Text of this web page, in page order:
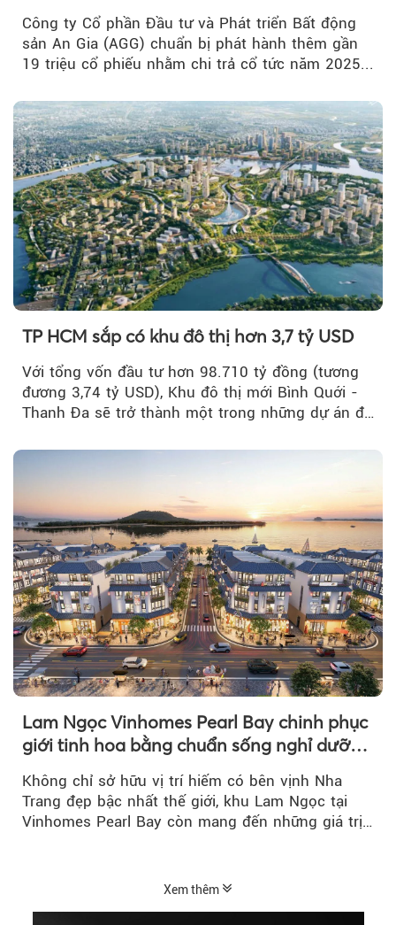
Công ty Cổ phần Đầu tư và Phát triển Bất động
sản An Gia (AGG) chuẩn bị phát hành thêm gần
19 triệu cổ phiếu nhằm chi trả cổ tức năm 2025...
TP HCM sắp có khu đô thị hơn 3,7 tỷ USD
Với tổng vốn đầu tư hơn 98.710 tỷ đồng (tương
đương 3,74 tỷ USD), Khu đô thị mới Bình Quới -
Thanh Đa sẽ trở thành một trong những dự án đô
Lam Ngọc Vinhomes Pearl Bay chinh phục
giới tinh hoa bằng chuẩn sống nghỉ dưỡng
Không chỉ sở hữu vị trí hiếm có bên vịnh Nha
Trang đẹp bậc nhất thế giới, khu Lam Ngọc tại
Vinhomes Pearl Bay còn mang đến những giá trị
Xem thêm